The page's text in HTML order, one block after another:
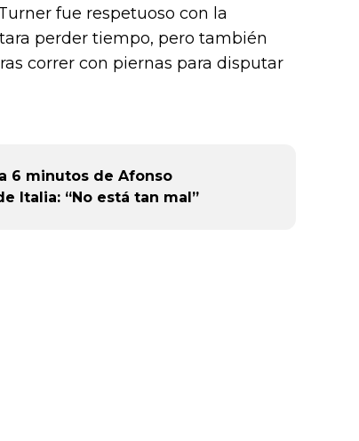
fue respetuoso con la
perder tiempo, pero también
correr con piernas para disputar
6 minutos de Afonso
Italia: “No está tan mal”